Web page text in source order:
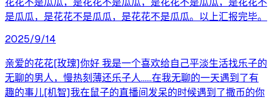
是瓜瓜，是花花不是瓜瓜，是花花不是瓜瓜。以上汇报完毕。
2025/9/14
亲爱的花花[玫瑰]你好 我是一个喜欢给自己平淡生活找乐子的
无聊的男人，慢热刻薄还乐子人……在我无聊的一天遇到了有
趣的事儿[机智]我在鼠子的直播间发呆的时候遇到了撒币的你